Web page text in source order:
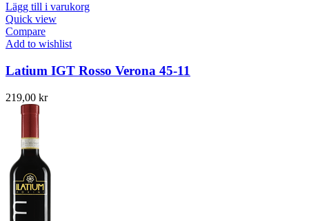
Lägg till i varukorg
Quick view
Compare
Add to wishlist
Latium IGT Rosso Verona 45-11
219,00 kr